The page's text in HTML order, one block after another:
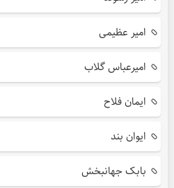
امیر عظیمی
امیرعباس گلاب
ایمان فلاح
ایوان بند
بابک جهانبخش